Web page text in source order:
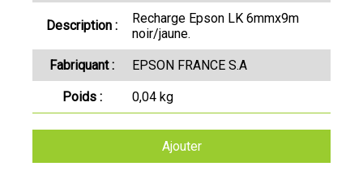
Description :
Recharge Epson LK 6mmx9m
noir/jaune.
Fabriquant : EPSON FRANCE S.A
Poids : 0,04 kg
Ajouter